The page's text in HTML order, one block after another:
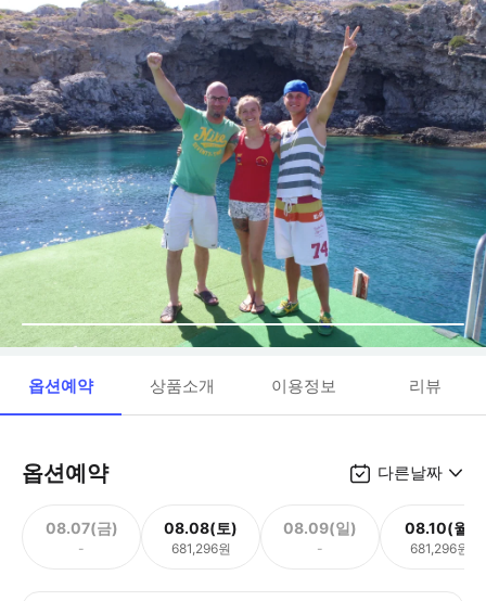
옵션예약 상품소개 이용정보 리뷰
옵션예약 다른날짜
08.07(금)
-
08.08(토)
681,296원
08.09(일)
-
08.10(월)
681,296원